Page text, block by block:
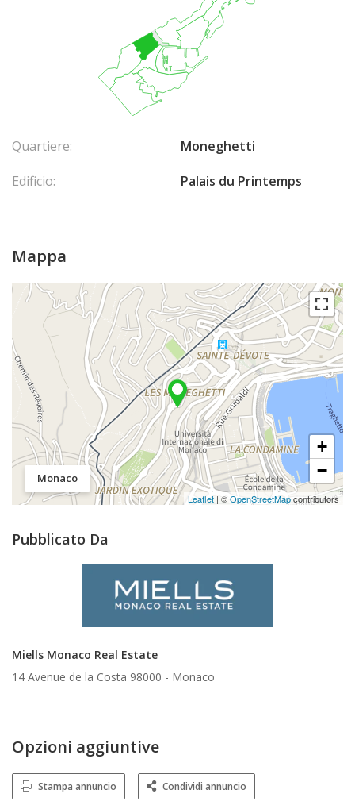
Quartiere:
Moneghetti
Edificio:
Palais du Printemps
Mappa
Monaco
+
−
Leaflet | ©OpenStreetMapcontributors
Pubblicato Da
Miells Monaco Real Estate
14 Avenue de la Costa 98000 - Monaco
Opzioni aggiuntive
Stampa annuncio Condividi annuncio